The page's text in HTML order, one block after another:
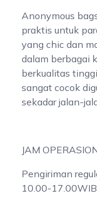
Anonymous
praktis untuk
yang chic dan
dalam berbagai
berkualitas
sangat cocok
sekadar jalan-
JAM
Pengiriman
10.00-17.00WIB